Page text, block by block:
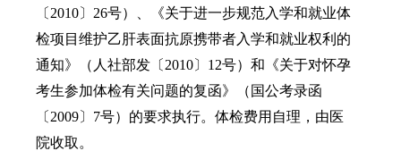
〔2010〕26号）、《关于进一步规范入学和就业体
检项目维护乙肝表面抗原携带者入学和就业权利的
通知》（人社部发〔2010〕12号）和《关于对怀孕
考生参加体检有关问题的复函》（国公考录函
〔2009〕7号）的要求执行。体检费用自理，由医
院收取。